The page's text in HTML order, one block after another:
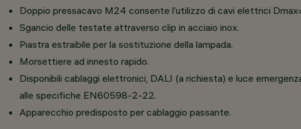
Doppio pressacavo M24 consente l’utilizzo di cavi elettrici
Sgancio delle testate attraverso clip in acciaio inox.
Piastra estraibile per la sostituzione della lampada.
Morsettiere ad innesto rapido.
Disponibili cablaggi elettronici, DALI (a richiesta) e luce
alle specifiche EN60598-2-22.
Apparecchio predisposto per cablaggio passante.